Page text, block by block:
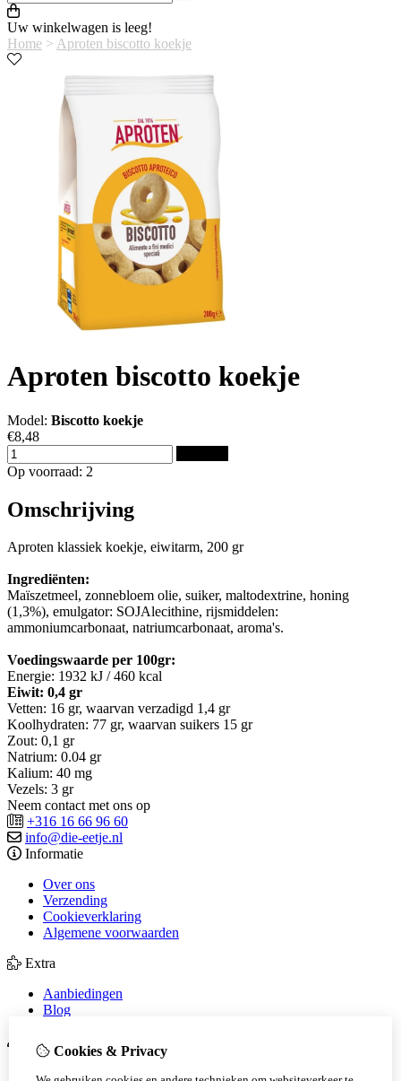
Uw winkelwagen is leeg!
Home > Aproten biscotto koekje
Aproten biscotto koekje
Model: Biscotto koekje
€8,48
Op voorraad: 2
Omschrijving
Aproten klassiek koekje, eiwitarm, 200 gr
Ingrediënten:
Maïszetmeel, zonnebloem olie, suiker, maltodextrine, honing
(1,3%), emulgator: SOJAlecithine, rijsmiddelen:
ammoniumcarbonaat, natriumcarbonaat, aroma's.
Voedingswaarde per 100gr:
Energie: 1932 kJ / 460 kcal
Eiwit: 0,4 gr
Vetten: 16 gr, waarvan verzadigd 1,4 gr
Koolhydraten: 77 gr, waarvan suikers 15 gr
Zout: 0,1 gr
Natrium: 0.04 gr
Kalium: 40 mg
Vezels: 3 gr
Neem contact met ons op
+316 16 66 96 60
info@die-eetje.nl
Informatie
Over ons
Verzending
Cookieverklaring
Algemene voorwaarden
Extra
Aanbiedingen
Blog
Mijn account
Cookies & Privacy